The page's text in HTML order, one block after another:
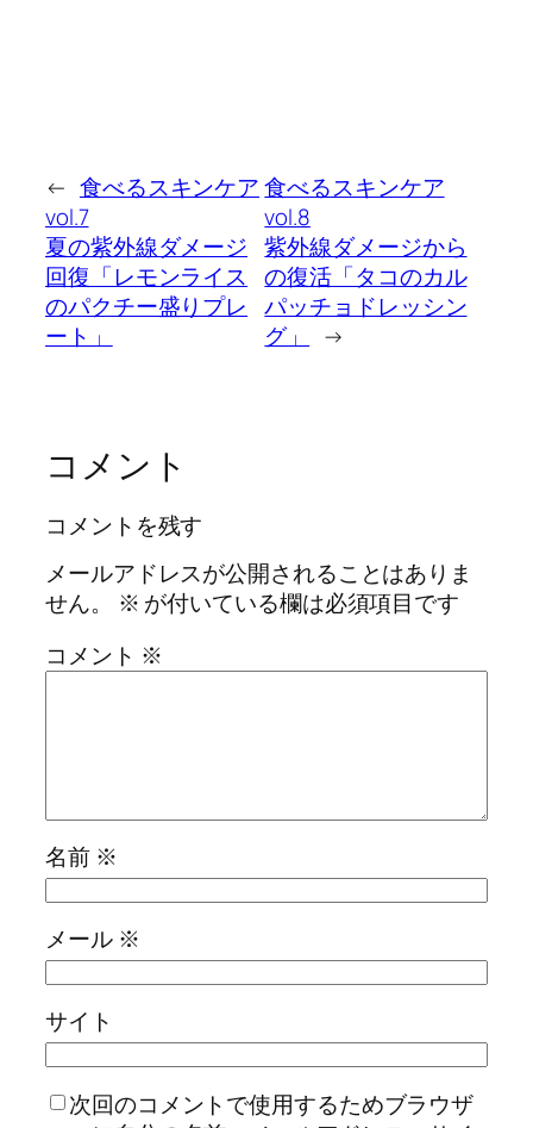
← 食べるスキンケア
vol.7
夏の紫外線ダメージ
回復「レモンライス
のパクチー盛りプレ
ート」
食べるスキンケア
vol.8
紫外線ダメージから
の復活「タコのカル
パッチョドレッシン
グ」
→
コメント
コメントを残す
メールアドレスが公開されることはありま
せん。
※ が付いている欄は必須項目です
コメント ※
名前 ※
メール ※
サイト
次回のコメントで使用するためブラウザ